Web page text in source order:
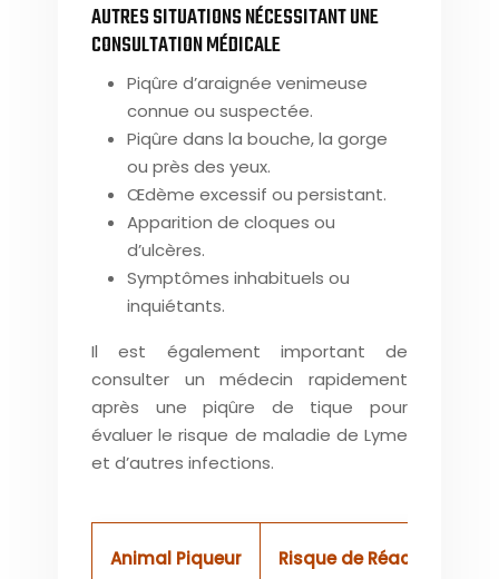
AUTRES SITUATIONS NÉCESSITANT UNE
CONSULTATION MÉDICALE
Piqûre d’araignée venimeuse
connue ou suspectée.
Piqûre dans la bouche, la gorge
ou près des yeux.
Œdème excessif ou persistant.
Apparition de cloques ou
d’ulcères.
Symptômes inhabituels ou
inquiétants.
Il est également important de
consulter un médecin rapidement
après une piqûre de tique pour
évaluer le risque de maladie de Lyme
et d’autres infections.
Animal Piqueur Risque de Réaction